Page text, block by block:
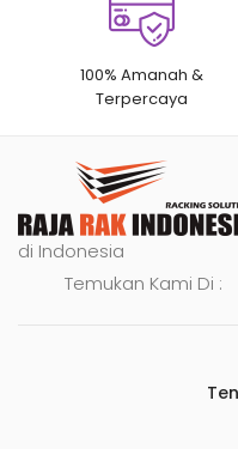
100% Amanah &
Terpercaya
di Indonesia
Temukan Kami Di :